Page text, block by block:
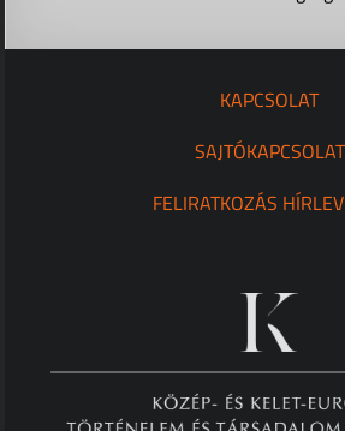
KAPCSOLAT
SAJTÓKAPCSOLAT
FELIRATKOZÁS